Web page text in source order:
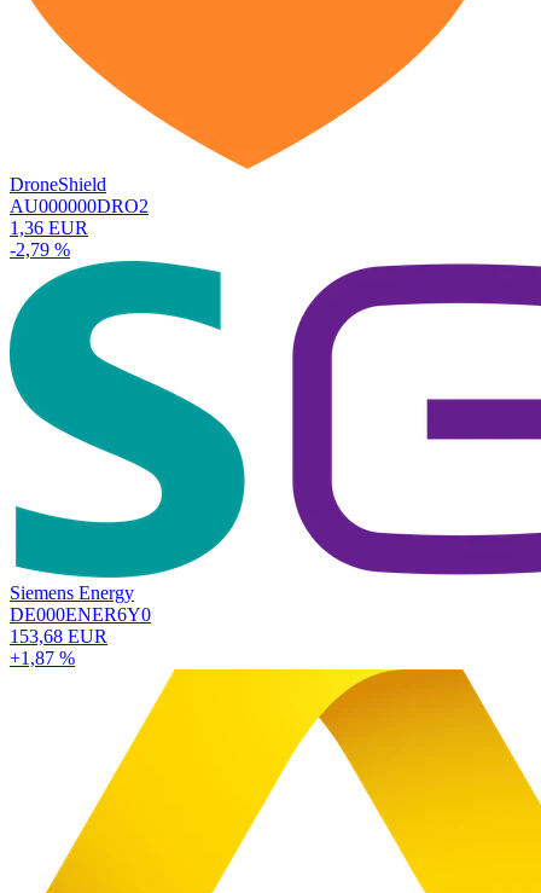
DroneShield
AU000000DRO2
1,36 EUR
-2,79 %
Siemens Energy
DE000ENER6Y0
153,68 EUR
+1,87 %